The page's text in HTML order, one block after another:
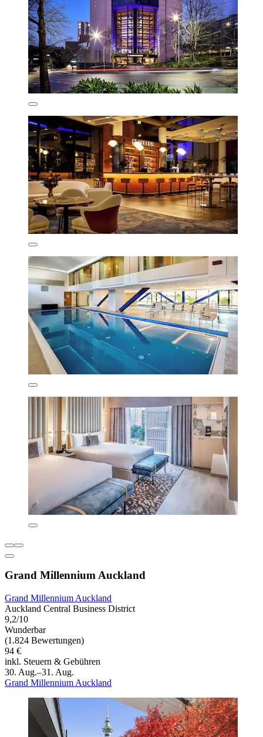
Grand Millennium Auckland
Grand Millennium Auckland
Auckland Central Business District
9,2/10
Wunderbar
(1.824 Bewertungen)
94 €
inkl. Steuern & Gebühren
30. Aug.–31. Aug.
Grand Millennium Auckland